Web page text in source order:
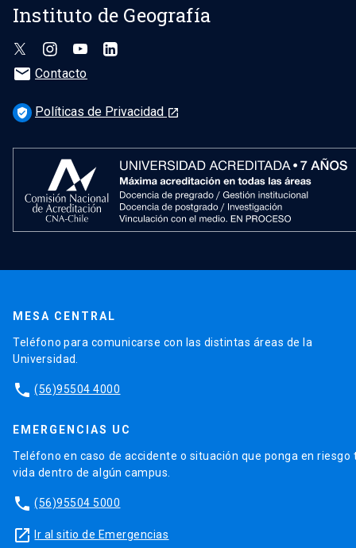
Instituto de Geografía
mail Contacto
verified_user Políticas de Privacidad launch
MESA CENTRAL
Teléfono para comunicarse con las distintas áreas de la
Universidad.
phone (56)95504 4000
EMERGENCIAS UC
Teléfono en caso de accidente o situación que ponga en riesgo
vida dentro de algún campus.
phone (56)95504 5000
launch Ir al sitio de Emergencias